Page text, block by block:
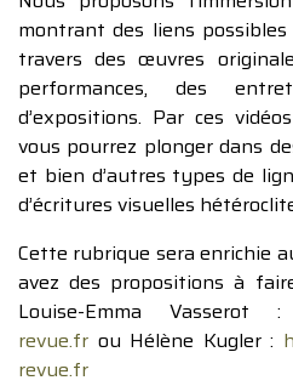
montrant des liens
travers des œuvres
performances, des
d’expositions. Par ces
vous pourrez plonger dans
et bien d’autres types de
d’écritures visuelles
Cette rubrique sera enrichie
avez des propositions à
Louise-Emma Vasserot :
revue.fr ou Hélène Kugler :
revue.fr